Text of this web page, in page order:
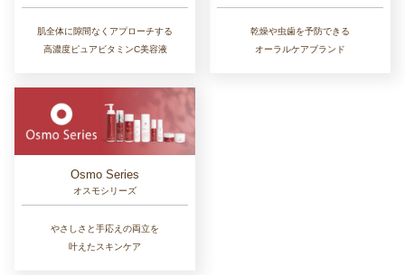
肌全体に隙間なくアプローチする
高濃度ピュアビタミンC美容液
乾燥や虫歯を予防できる
オーラルケアブランド
Osmo Series
オスモシリーズ
やさしさと手応えの両立を
叶えたスキンケア